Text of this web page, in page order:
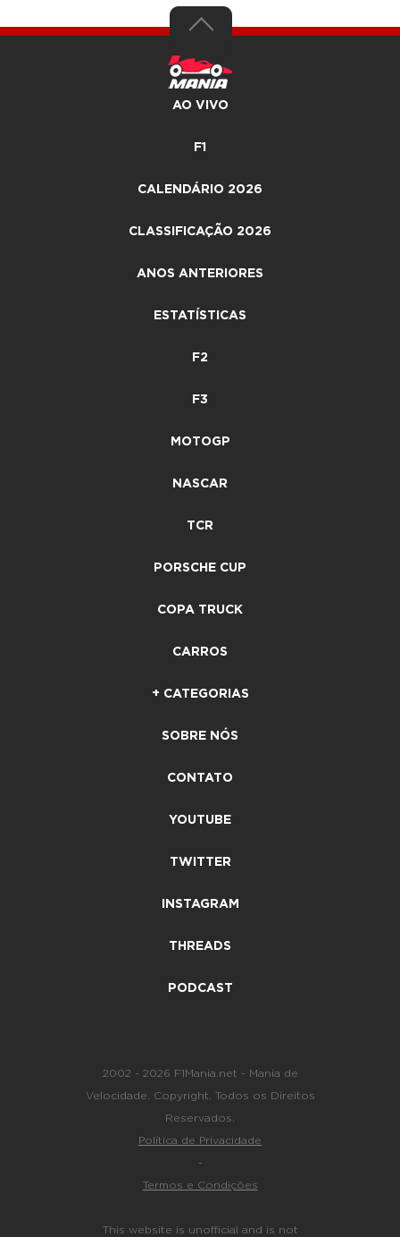
AO VIVO
F1
CALENDÁRIO 2026
CLASSIFICAÇÃO 2026
ANOS ANTERIORES
ESTATÍSTICAS
F2
F3
MOTOGP
NASCAR
TCR
PORSCHE CUP
COPA TRUCK
CARROS
+ CATEGORIAS
SOBRE NÓS
CONTATO
YOUTUBE
TWITTER
INSTAGRAM
THREADS
PODCAST
2002 - 2026 F1Mania.net - Mania de
Velocidade. Copyright. Todos os Direitos
Reservados.
Política de Privacidade
-
Termos e Condições
This website is unofficial and is not